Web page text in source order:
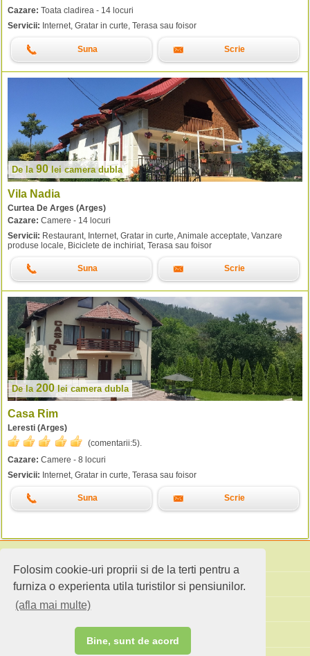
Folosim cookie-uri proprii si de la terti pentru a
furniza o experienta utila turistilor si pensiunilor.
(afla mai multe)
Bine, sunt de acord
Cazare: Toata cladirea - 14 locuri
Servicii: Internet, Gratar in curte, Terasa sau foisor
Suna Scrie
De la 90lei camera dubla
Vila Nadia
Curtea De Arges (Arges)
Cazare: Camere - 14 locuri
Servicii: Restaurant, Internet, Gratar in curte, Animale acceptate, Vanzare
produse locale, Biciclete de inchiriat, Terasa sau foisor
Suna Scrie
De la 200 lei camera dubla
Casa Rim
Leresti (Arges)
(comentarii:5).
Cazare: Camere - 8 locuri
Servicii: Internet, Gratar in curte, Terasa sau foisor
Suna Scrie
Cauta pensiuni